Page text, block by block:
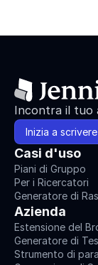
Incontra il tuo
Inizia a scrivere
Casi d'uso
Piani di Gruppo
Per i Ricercatori
Generatore di
Azienda
Estensione del
Generatore di
Strumento di